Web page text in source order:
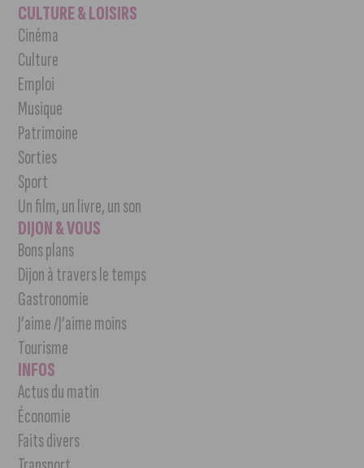
CULTURE & LOISIRS
Cinéma
Culture
Emploi
Musique
Patrimoine
Sorties
Sport
Un film, un livre, un son
DIJON & VOUS
Bons plans
Dijon à travers le temps
Gastronomie
J’aime /J’aime moins
Tourisme
INFOS
Actus du matin
Économie
Faits divers